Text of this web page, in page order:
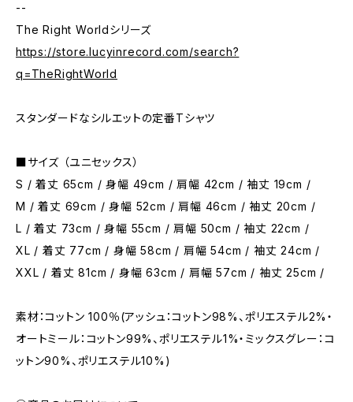
--
The Right Worldシリーズ
https://store.lucyinrecord.com/search?
q=TheRightWorld
スタンダードなシルエットの定番Tシャツ
■サイズ （ユニセックス）
S / 着丈 65cm / 身幅 49cm / 肩幅 42cm / 袖丈 19cm /
M / 着丈 69cm / 身幅 52cm / 肩幅 46cm / 袖丈 20cm /
L / 着丈 73cm / 身幅 55cm / 肩幅 50cm / 袖丈 22cm /
XL / 着丈 77cm / 身幅 58cm / 肩幅 54cm / 袖丈 24cm /
XXL / 着丈 81cm / 身幅 63cm / 肩幅 57cm / 袖丈 25cm /
素材：コットン 100％(アッシュ：コットン98%、ポリエステル2%・
オートミール：コットン99%、ポリエステル1%・ミックスグレー：コ
ットン90%、ポリエステル10%)